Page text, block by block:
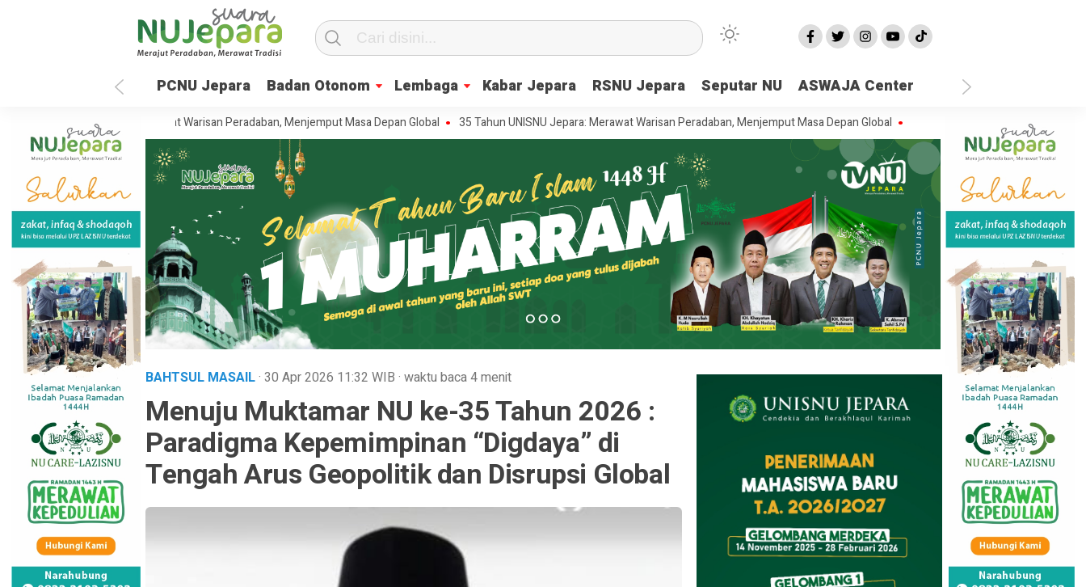
PCNU Jepara Badan Otonom Lembaga Kabar Jepara RSNU Jepara Seputar NU ASWAJA Center
35 Tahun: Merawat Warisan Peradaban, Menjemput Masa Depan Global 35 Tahun UNISNU Jepara: Merawat Warisan Peradaban, Menjemput Masa Depan Global DAFTAR Sembilan Ranting NU se-Batealit
BAHTSUL MASAIL· 30 Apr 2026 11:32 WIB · waktu baca 4 menit
Menuju Muktamar NU ke-35 Tahun 2026 :
Paradigma Kepemimpinan “Digdaya” di
Tengah Arus Geopolitik dan Disrupsi Global